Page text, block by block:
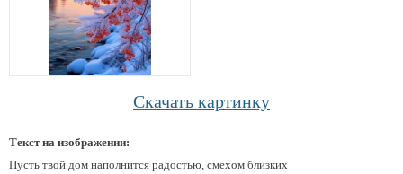
Скачать картинку
Текст на изображении:
Пусть твой дом наполнится радостью, смехом близких